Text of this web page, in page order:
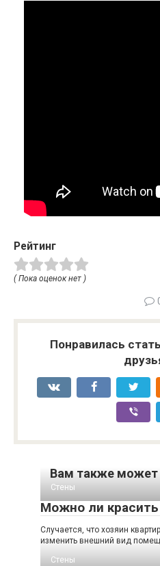
Рейтинг
( Пока оценок нет )
Понравилась
Вам также может
Стены
Можно ли
Случается, что хозяин
изменить внешний вид
Стены